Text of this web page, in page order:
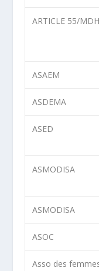
ARTICLE 55/MDH
ASAEM
ASDEMA
ASED
ASMODISA
ASMODISA
ASOC
Asso des